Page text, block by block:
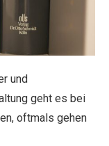
und
geht es bei
oftmals gehen